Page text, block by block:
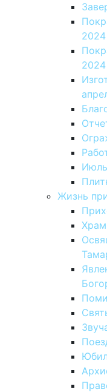
2024
2024
Жизнь